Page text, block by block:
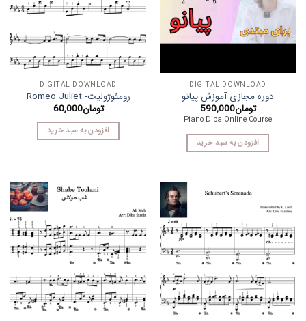
DIGITAL DOWNLOAD
دوره مجازی آموزش پیانو
تومان590,000
Piano Diba Online Course
افزودن به سبد خرید
DIGITAL DOWNLOAD
رومئوژولیت- Romeo Juliet
تومان60,000
افزودن به سبد خرید